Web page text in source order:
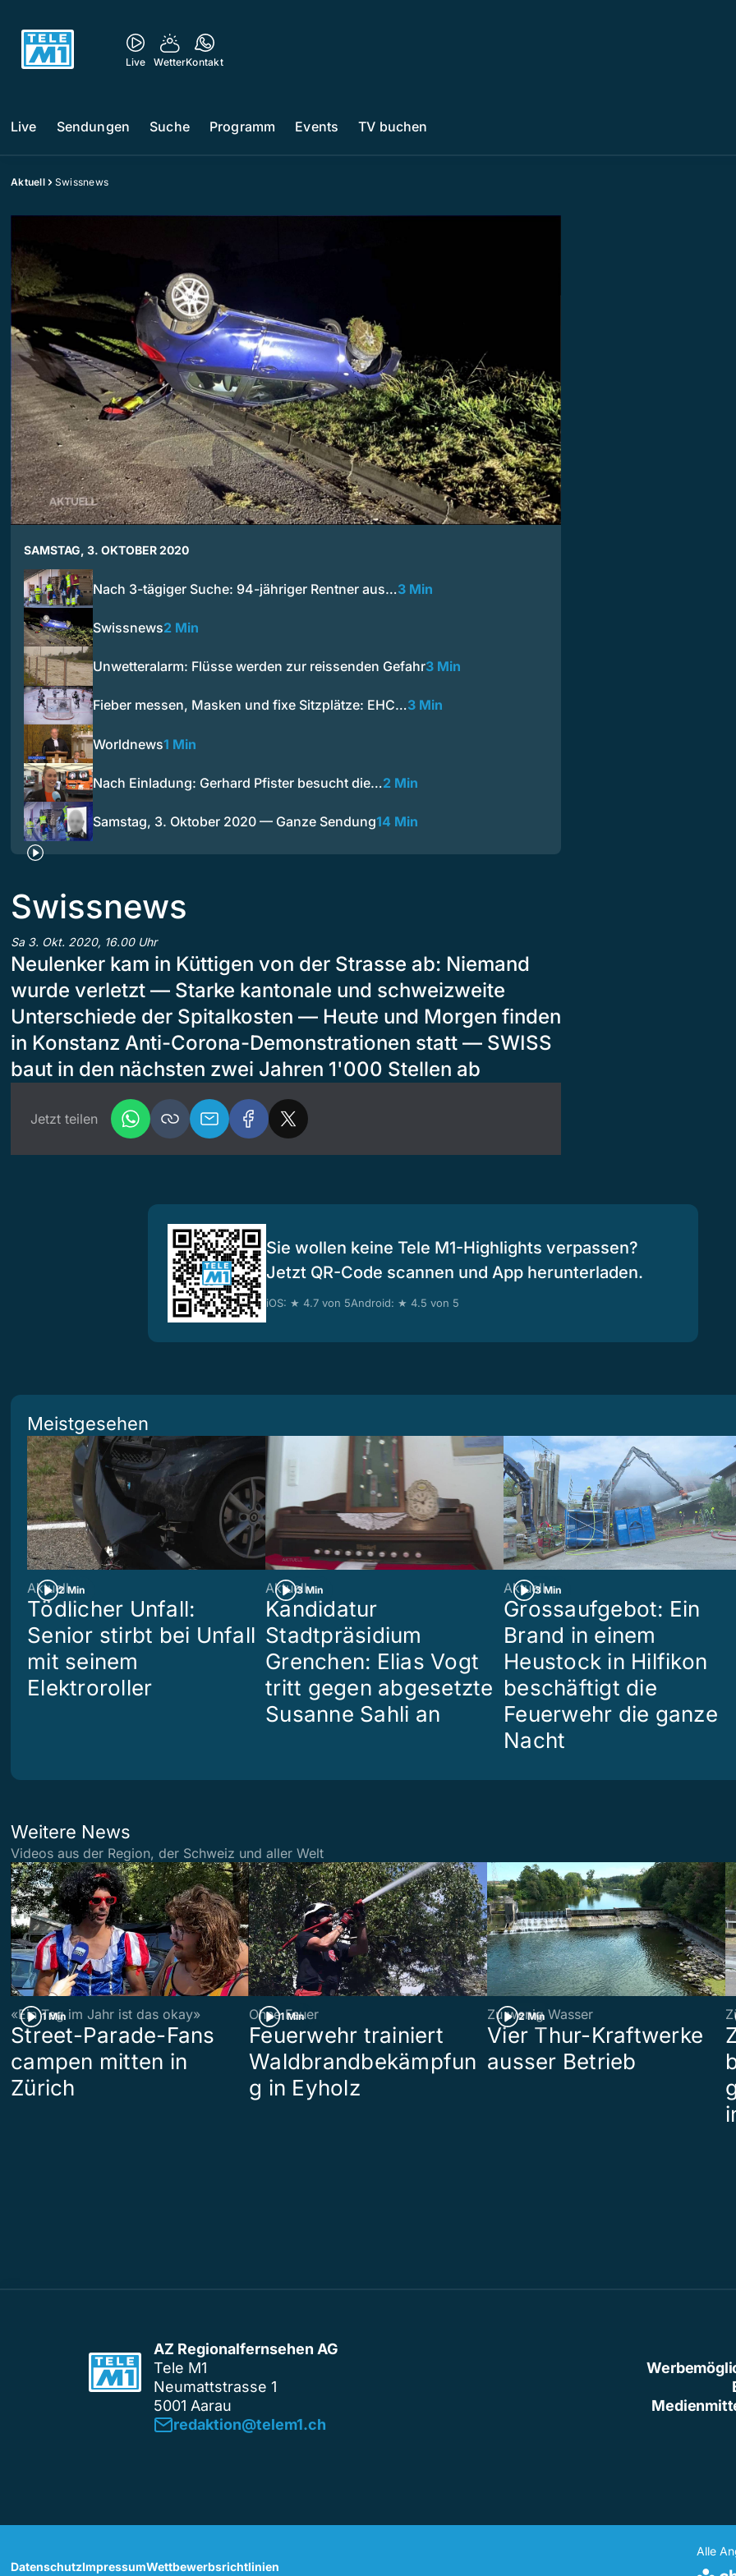
Live WetterKontakt
Live Sendungen Suche Programm Events TV buchen
Aktuell Swissnews
SAMSTAG, 3. OKTOBER 2020
Nach 3-tägiger Suche: 94-jähriger Rentner aus…3 Min
Swissnews2 Min
Unwetteralarm: Flüsse werden zur reissenden Gefahr3 Min
Fieber messen, Masken und fixe Sitzplätze: EHC…3 Min
Worldnews1 Min
Nach Einladung: Gerhard Pfister besucht die…2 Min
Samstag, 3. Oktober 2020 — Ganze Sendung14 Min
Swissnews
Sa 3. Okt. 2020, 16.00 Uhr
Neulenker kam in Küttigen von der Strasse ab: Niemand
wurde verletzt — Starke kantonale und schweizweite
Unterschiede der Spitalkosten — Heute und Morgen finden
in Konstanz Anti-Corona-Demonstrationen statt — SWISS
baut in den nächsten zwei Jahren 1'000 Stellen ab
Jetzt teilen
Sie wollen keine Tele M1-Highlights verpassen?
Jetzt QR-Code scannen und App herunterladen.
iOS: ★ 4.7 von 5Android: ★ 4.5 von 5
Meistgesehen
2 Min
Aktuell
Tödlicher Unfall:
Senior stirbt bei Unfall
mit seinem
Elektroroller
3 Min
Aktuell
Kandidatur
Stadtpräsidium
Grenchen: Elias Vogt
tritt gegen abgesetzte
Susanne Sahli an
3 Min
Aktuell
Grossaufgebot: Ein
Brand in einem
Heustock in Hilfikon
beschäftigt die
Feuerwehr die ganze
Nacht
Weitere News
Videos aus der Region, der Schweiz und aller Welt
1 Min
«Ein Tag im Jahr ist das okay»
Street-Parade-Fans
campen mitten in
Zürich
1 Min
Ohne Feuer
Feuerwehr trainiert
Waldbrandbekämpfun
g in Eyholz
2 Min
Zu wenig Wasser
Vier Thur-Kraftwerke
ausser Betrieb
AZ Regionalfernsehen AG
Tele M1
Neumattstrasse 1
5001 Aarau
redaktion@telem1.ch
DatenschutzImpressumWettbewerbsrichtlinien
Alle